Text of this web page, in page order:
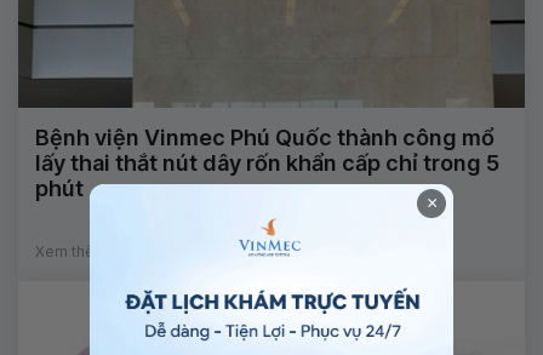
Bệnh viện Vinmec Phú Quốc thành công mổ
lấy thai thắt nút dây rốn khẩn cấp chỉ trong 5
phút
Xem thêm
×